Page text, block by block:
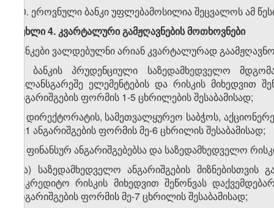
10. ეროვნული ბანკი უფლებამოსილია შეცვალოს ამ
მუხლი 4. კვარტალური გამჟღავნების მოთხოვნები
ბანკები ვალდებულნი არიან კვარტალურად
ა) ბანკის პრუდენციული საზედამხედველო
ბალანსგარეშე ელემენტების და რისკის მიხედვით
ანგარიშგების ფორმის 1-5 ცხრილების შესაბამისად;
ბ) დირექტორატის, სამეთვალყურეო საბჭოს,
№1 ანგარიშგების ფორმის მე-6 ცხრილის შესაბამისად;
გ) ფინანსურ ანგარიშგებებსა და საზედამხედველო
გ.ა) საზედამხედველო ანგარიშგების
საკრედიტო რისკის მიხედვით შეწონვას
ანგარიშგების ფორმის მე-7 ცხრილის შესაბამისად;